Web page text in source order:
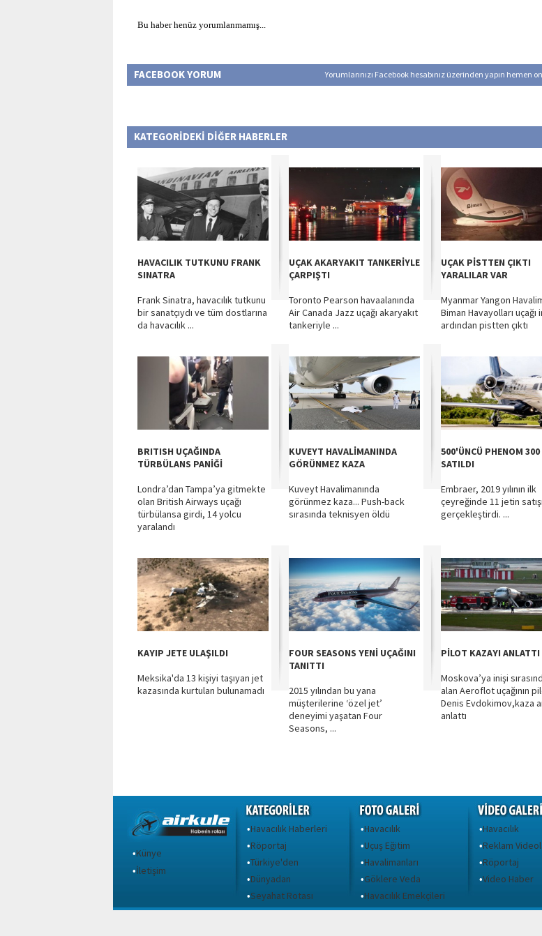
Bu haber henüz yorumlanmamış...
FACEBOOK YORUM Yorumlarınızı Facebook hesabınız üzerinden yapın hemen
KATEGORİDEKİ DİĞER HABERLER
HAVACILIK TUTKUNU FRANK
SINATRA
Frank Sinatra, havacılık tutkunu
bir sanatçıydı ve tüm dostlarına
da havacılık ...
UÇAK AKARYAKIT TANKERİYLE
ÇARPIŞTI
Toronto Pearson havaalanında
Air Canada Jazz uçağı akaryakıt
tankeriyle ...
UÇAK PİSTTEN ÇIKTI
YARALILAR VAR
Myanmar Yangon
Biman Havayolları uçağı
ardından pistten çıktı
BRITISH UÇAĞINDA
TÜRBÜLANS PANİĞİ
Londra’dan Tampa’ya gitmekte
olan British Airways uçağı
türbülansa girdi, 14 yolcu
yaralandı
KUVEYT HAVALİMANINDA
GÖRÜNMEZ KAZA
Kuveyt Havalimanında
görünmez kaza... Push-back
sırasında teknisyen öldü
500'ÜNCÜ PHENOM 300
SATILDI
Embraer, 2019 yılının ilk
çeyreğinde 11 jetin
gerçekleştirdi. ...
KAYIP JETE ULAŞILDI
Meksika'da 13 kişiyi taşıyan jet
kazasında kurtulan bulunamadı
FOUR SEASONS YENİ UÇAĞINI
TANITTI
2015 yılından bu yana
müşterilerine ‘özel jet’
deneyimi yaşatan Four
Seasons, ...
PİLOT KAZAYI ANLATTI
Moskova’ya inişi
alan Aeroflot uçağının
Denis Evdokimov,kaza
anlattı
•Künye
•İletişim
•Havacılık Haberleri
•Röportaj
•Türkiye'den
•Dünyadan
•Seyahat Rotası
•Havacılık
•Uçuş Eğitim
•Havalimanları
•Göklere Veda
•Havacılık Emekçileri
•Havacılık
•Reklam
•Röportaj
•Video Haber